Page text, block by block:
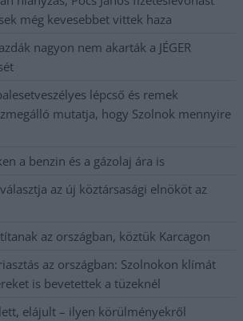
még kevesebbet vittek haza
nagyon nem akarták a JÉGER
lépcső és remek
mutatja, hogy Szolnok mennyire
a benzin és a gázolaj ára is
az új köztársasági elnököt az
az országban, köztük Karcagon
az országban: Szolnokon klímát
is bevetettek a tüzeknél
elájult – ilyen körülményekről